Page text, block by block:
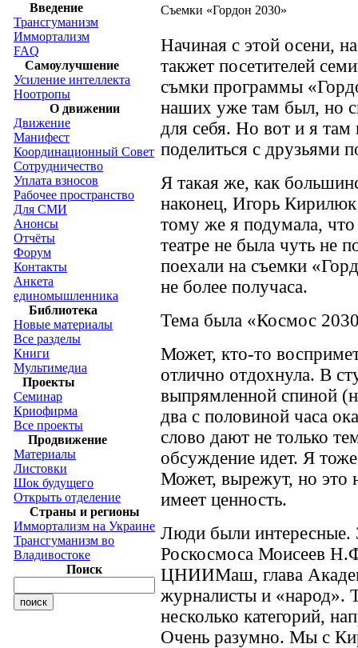
Введение
Трансгуманизм
Иммортализм
FAQ
Самоулучшение
Усиление интеллекта
Ноотропы
О движении
Движение
Манифест
Координационный Совет
Сотрудничество
Уплата взносов
Рабочее пространство
Для СМИ
Анонсы
Отчёты
Форум
Контакты
Анкета
единомышленника
Библиотека
Новые материалы
Все разделы
Книги
Мультимедиа
Проекты
Семинар
Криофирма
Все проекты
Продвижение
Материалы
Листовки
Шок будущего
Открыть отделение
Страны и регионы
Иммортализм на Украине
Трансгуманизм во
Владивостоке
Поиск
Съемки «Гордон 2030»
Начиная с этой осени,
такжет посетителей
съмки программы
наших уже там был, но
для себя. Но вот и я
поделиться с друзьями
Я такая же, как
наконец, Игорь Кирилюк
тому же я подумала, что
театре не была чуть не
поехали на съемки
не более получаса.
Тема была «Космос
Может, кто-то
отлично отдохнула. В
выпрямленной спиной
два с половиной часа
слово дают не только
обсуждение идет. Я
Может, вырежут, но это
имеет ценность.
Люди были интересные.
Роскосмоса Моисеев
ЦНИИМаш, глава
журналисты и «народ».
несколько категорий,
Очень разумно. Мы с